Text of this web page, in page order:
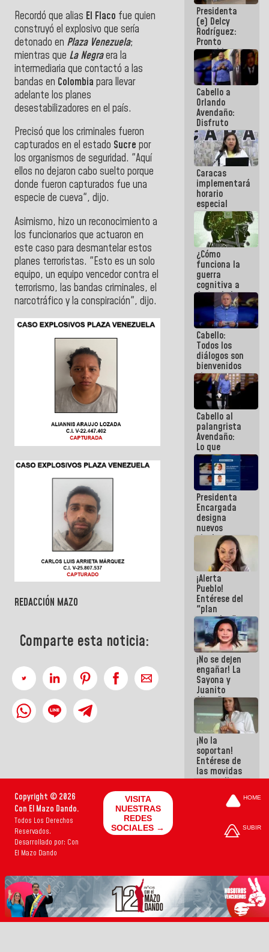
Recordó que alias El Flaco fue quien
construyó el explosivo que sería
detonado en Plaza Venezuela;
mientras que La Negraera la
intermediaria que contactó a las
bandas en Colombia para llevar
adelante los planes
desestabilizadores en el país.
Precisó que los criminales fueron
capturados en el estado Sucre por
los organismos de seguridad. "Aquí
ellos no dejaron cabo suelto porque
donde fueron capturados fue una
especie de cueva", dijo.
Asimismo, hizo un reconocimiento a
los funcionarios que actuaron en
este caso para desmantelar estos
planes terroristas. "Esto es un solo
equipo, un equipo vencedor contra el
terrorismo, las bandas criminales, el
narcotráfico y la conspiración", dijo.
REDACCIÓN MAZO
Comparte esta noticia:
Presidenta
(e) Delcy
Rodríguez:
Pronto
restableceremos
las
operaciones
en el
Aeropuerto
Internacional
de
Maiquetía
Cabello a
Orlando
Avendaño:
Disfruto
cada vez
que escribes
porque lo
que haces
es
embarrarla
Caracas
implementará
horario
especial
para
adaptarse
al plan de
ahorro
energético
¿Cómo
funciona la
guerra
cognitiva a
favor de la
narrativa
hegemónica?
(1)
Cabello:
Todos los
diálogos son
bienvenidos
siempre que
estén en el
marco de la
Constitución
de la
República
Cabello al
palangrista
Avendaño:
Lo que
vayas a
escribir
hazlo hoy
por que no
sabemos si
la semana
que viene
hay
programa
Presidenta
Encargada
designa
nuevos
titulares en
Viceministerio
de Energía
Eléctrica y
CORPOELEC
¡Alerta
Pueblo!
Entérese del
"plan
enjambre"
de La Sayo
para
sabotear el
diálogo y
promover el
caos
¡No se dejen
engañar! La
Sayona y
Juanito
Alimaña son
harina del
mismo
costal
¡No la
soportan!
Entérese de
las movidas
que realizan
cómplices
sacudírsela
Copyright © 2026
Con El Mazo Dando.
Todos Los Derechos
Reservados.
Desarrollado por: Con
El Mazo Dando
VISITA
NUESTRAS
REDES
SOCIALES →
HOME
SUBIR